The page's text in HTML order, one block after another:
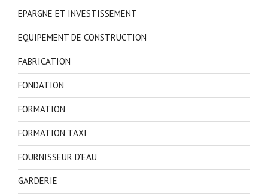
EPARGNE ET INVESTISSEMENT
EQUIPEMENT DE CONSTRUCTION
FABRICATION
FONDATION
FORMATION
FORMATION TAXI
FOURNISSEUR D'EAU
GARDERIE